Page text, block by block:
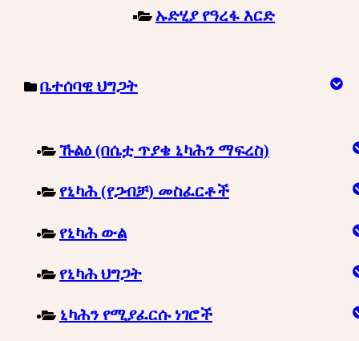
ኡድሂያ የዓረፋ እርድ
ቤተሰባዊ ህግጋት
ኹልዕ (በሴቷ ጥያቄ ኒካሕን ማፍረስ)
የኒካሕ (የጋብቻ) መስፈርቶች
የኒካሕ ውል
የኒካሕ ህግጋት
ኒካሕን የሚያፈርሱ ነገሮች